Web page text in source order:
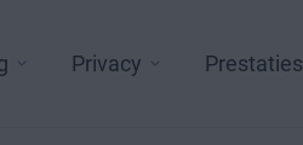
Privacy Prestaties